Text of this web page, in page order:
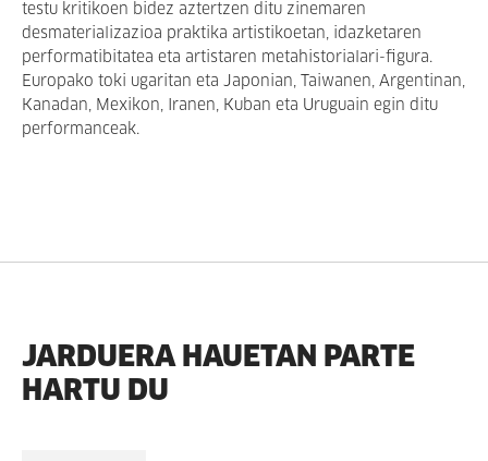
testu kritikoen bidez aztertzen ditu zinemaren
desmaterializazioa praktika artistikoetan, idazketaren
performatibitatea eta artistaren metahistorialari-figura.
Europako toki ugaritan eta Japonian, Taiwanen, Argentinan,
Kanadan, Mexikon, Iranen, Kuban eta Uruguain egin ditu
performanceak.
JARDUERA HAUETAN PARTE
HARTU DU